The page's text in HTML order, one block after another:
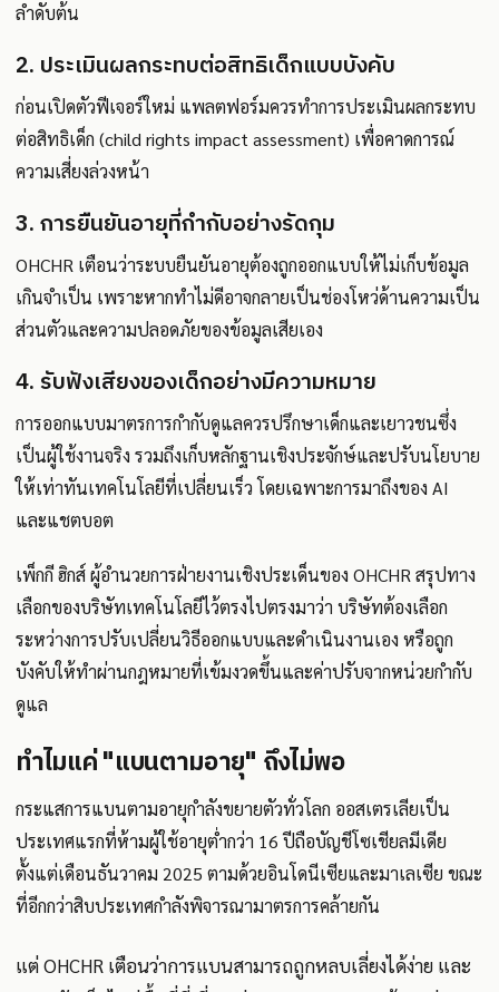
ลำดับต้น
2. ประเมินผลกระทบต่อสิทธิเด็กแบบบังคับ
ก่อนเปิดตัวฟีเจอร์ใหม่ แพลตฟอร์มควรทำการประเมินผลกระทบ
ต่อสิทธิเด็ก (child rights impact assessment) เพื่อคาดการณ์
ความเสี่ยงล่วงหน้า
3. การยืนยันอายุที่กำกับอย่างรัดกุม
OHCHR เตือนว่าระบบยืนยันอายุต้องถูกออกแบบให้ไม่เก็บข้อมูล
เกินจำเป็น เพราะหากทำไม่ดีอาจกลายเป็นช่องโหว่ด้านความเป็น
ส่วนตัวและความปลอดภัยของข้อมูลเสียเอง
4. รับฟังเสียงของเด็กอย่างมีความหมาย
การออกแบบมาตรการกำกับดูแลควรปรึกษาเด็กและเยาวชนซึ่ง
เป็นผู้ใช้งานจริง รวมถึงเก็บหลักฐานเชิงประจักษ์และปรับนโยบาย
ให้เท่าทันเทคโนโลยีที่เปลี่ยนเร็ว โดยเฉพาะการมาถึงของ AI
และแชตบอต
เพ็กกี ฮิกส์ ผู้อำนวยการฝ่ายงานเชิงประเด็นของ OHCHR สรุปทาง
เลือกของบริษัทเทคโนโลยีไว้ตรงไปตรงมาว่า บริษัทต้องเลือก
ระหว่างการปรับเปลี่ยนวิธีออกแบบและดำเนินงานเอง หรือถูก
บังคับให้ทำผ่านกฎหมายที่เข้มงวดขึ้นและค่าปรับจากหน่วยกำกับ
ดูแล
ทำไมแค่ "แบนตามอายุ" ถึงไม่พอ
กระแสการแบนตามอายุกำลังขยายตัวทั่วโลก ออสเตรเลียเป็น
ประเทศแรกที่ห้ามผู้ใช้อายุต่ำกว่า 16 ปีถือบัญชีโซเชียลมีเดีย
ตั้งแต่เดือนธันวาคม 2025 ตามด้วยอินโดนีเซียและมาเลเซีย ขณะ
ที่อีกกว่าสิบประเทศกำลังพิจารณามาตรการคล้ายกัน
แต่ OHCHR เตือนว่าการแบนสามารถถูกหลบเลี่ยงได้ง่าย และ